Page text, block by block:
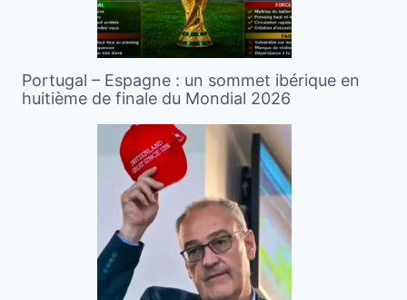
Portugal – Espagne : un sommet ibérique en
huitième de finale du Mondial 2026